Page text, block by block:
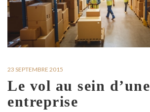
23 SEPTEMBRE 2015
Le vol au sein d’une
entreprise